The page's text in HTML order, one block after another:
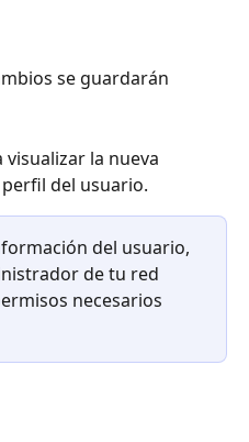
se guardarán
visualizar la nueva
del usuario.
del usuario,
de tu red
necesarios